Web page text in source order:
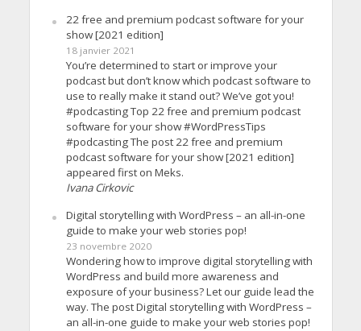
22 free and premium podcast software for your
show [2021 edition]
18 janvier 2021
You’re determined to start or improve your
podcast but don’t know which podcast software to
use to really make it stand out? We’ve got you!
#podcasting Top 22 free and premium podcast
software for your show #WordPressTips
#podcasting The post 22 free and premium
podcast software for your show [2021 edition]
appeared first on Meks.
Ivana Cirkovic
Digital storytelling with WordPress – an all-in-one
guide to make your web stories pop!
23 novembre 2020
Wondering how to improve digital storytelling with
WordPress and build more awareness and
exposure of your business? Let our guide lead the
way. The post Digital storytelling with WordPress –
an all-in-one guide to make your web stories pop!